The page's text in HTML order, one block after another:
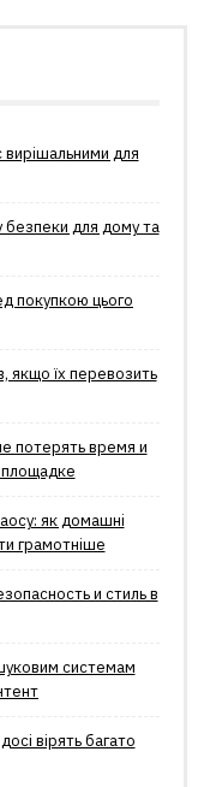
вирішальними для
безпеки для дому та
покупкою цього
якщо їх перевозить
потерять время и
площадке
як домашні
грамотніше
и стиль в
системам
вірять багато